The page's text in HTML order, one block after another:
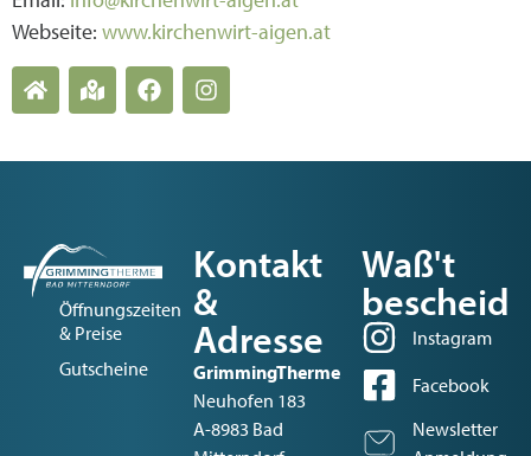
Webseite: www.kirchenwirt-aigen.at
Öffnungszeiten
& Preise
Gutscheine
Kontakt
&
Adresse
GrimmingTherme
Neuhofen 183
A-8983 Bad
Waß't
bescheid
Instagram
Facebook
Newsletter